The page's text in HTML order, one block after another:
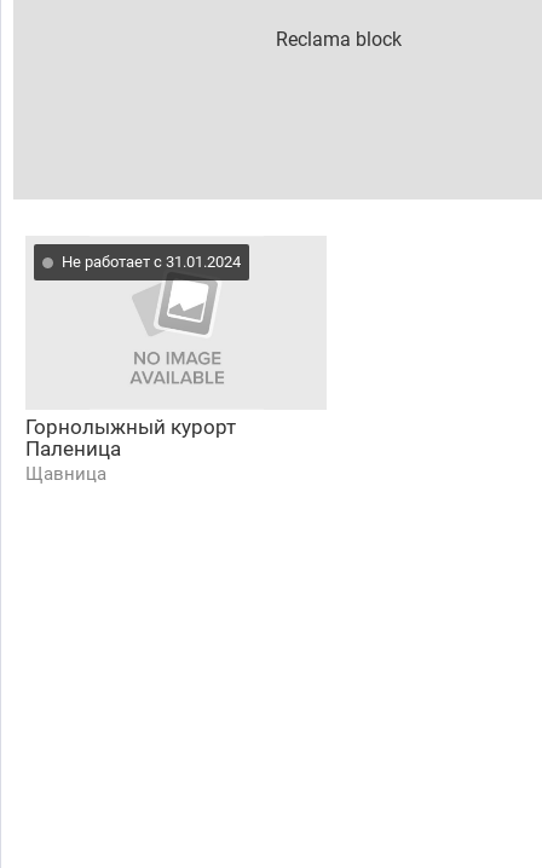
Не работает с 31.01.2024
Горнолыжный курорт
Паленица
Щавница